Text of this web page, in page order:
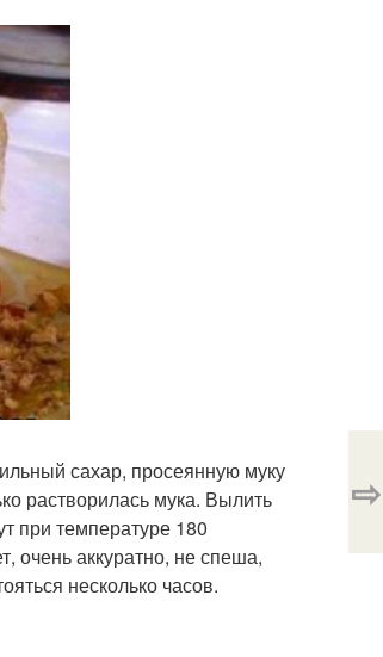
сахар, просеянную муку
растворилась мука. Вылить
при температуре 180
очень аккуратно, не спеша,
несколько часов.
⇨